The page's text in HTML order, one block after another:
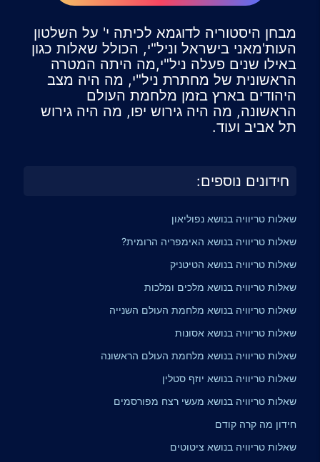
מבחן היסטוריה לדוגמא לכיתה י' על השלטון
העות'מאני בישראל וניל"י, הכולל שאלות כגון
באילו שנים פעלה ניל"י,מה היתה המטרה
הראשונית של מחתרת ניל"י, מה היה מצב
היהודים בארץ בזמן מלחמת העולם
הראשונה, מה היה גירוש יפו, מה היה גירוש
תל אביב ועוד.
חידונים נוספים:
שאלות טריוויה בנושא נפוליאון
שאלות טריוויה בנושא האימפריה הרומית?
שאלות טריוויה בנושא הטיטניק
שאלות טריוויה בנושא מלכים ומלכות
שאלות טריוויה בנושא מלחמת העולם השנייה
שאלות טריוויה בנושא אסונות
שאלות טריוויה בנושא מלחמת העולם הראשונה
שאלות טריוויה בנושא יוזף סטלין
שאלות טריוויה בנושא מעשי רצח מפורסמים
חידון מה קרה קודם
שאלות טריוויה בנושא ציטוטים